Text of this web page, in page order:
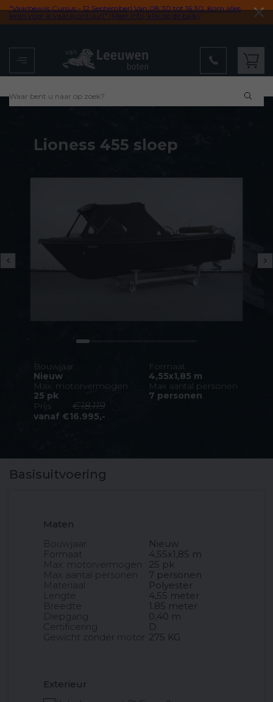
"Vaarbewijs Cursus - 12 September! Van 08:30 tot 16:30. Kom alles
leren voor je vaaravontuur!" (Meer info, klik op de balk)
Menu
Lioness 455 sloep
Bouwjaar
Nieuw
Formaat
4,55x1,85 m
Max. motorvermogen
25 pk
Max aantal personen
7 personen
Prijs
€18.119
vanaf €16.995,-
Basisuitvoering
Maten
Bouwjaar
Nieuw
Formaat
4,55x1,85 m
Max. motorvermogen
25 pk
Max aantal personen
7 personen
Materiaal
Polyester
Lengte
4,55 meter
Breedte
1.85 meter
Diepgang
0,40 m
Certificering
D
Gewicht zonder motor 275 KG
Exterieur